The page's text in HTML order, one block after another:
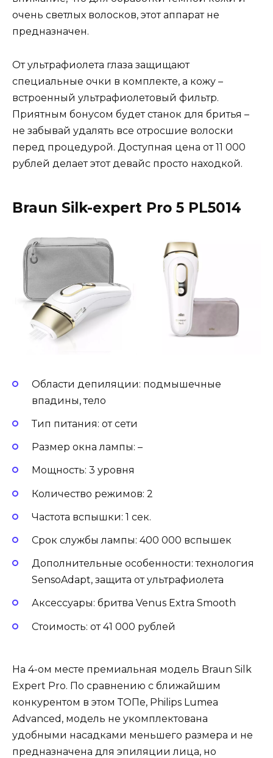
очень светлых волосков, этот аппарат не
предназначен.
От ультрафиолета глаза защищают
специальные очки в комплекте, а кожу –
встроенный ультрафиолетовый фильтр.
Приятным бонусом будет станок для бритья –
не забывай удалять все отросшие волоски
перед процедурой. Доступная цена от 11 000
рублей делает этот девайс просто находкой.
Braun Silk-expert Pro 5 PL5014
Области депиляции: подмышечные
впадины, тело
Тип питания: от сети
Размер окна лампы: –
Мощность: 3 уровня
Количество режимов: 2
Частота вспышки: 1 сек.
Срок службы лампы: 400 000 вспышек
Дополнительные особенности: технология
SensoAdapt, защита от ультрафиолета
Аксессуары: бритва Venus Extra Smooth
Стоимость: от 41 000 рублей
На 4-ом месте премиальная модель Braun Silk
Expert Pro. По сравнению с ближайшим
конкурентом в этом ТОПе, Philips Lumea
Advanced, модель не укомплектована
удобными насадками меньшего размера и не
предназначена для эпиляции лица, но